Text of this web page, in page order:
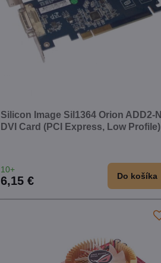
Silicon Image Sil1364 Orion ADD2-N
DVI Card (PCI Express, Low Profile)
10+
6,15 € Do košíka